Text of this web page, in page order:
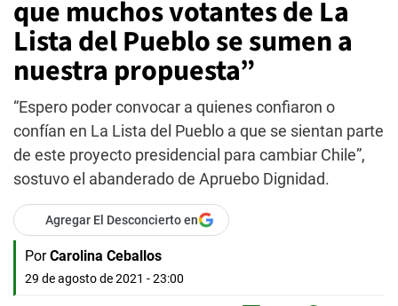
que muchos votantes de La
Lista del Pueblo se sumen a
nuestra propuesta”
“Espero poder convocar a quienes confiaron o
confían en La Lista del Pueblo a que se sientan parte
de este proyecto presidencial para cambiar Chile”,
sostuvo el abanderado de Apruebo Dignidad.
Agregar El Desconcierto en
Por Carolina Ceballos
29 de agosto de 2021 - 23:00